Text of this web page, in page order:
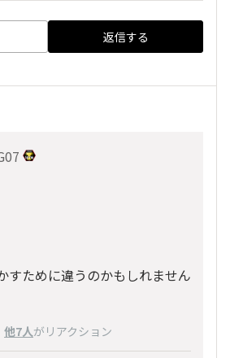
返信する
すために違うのかもしれません
他7人がリアクション